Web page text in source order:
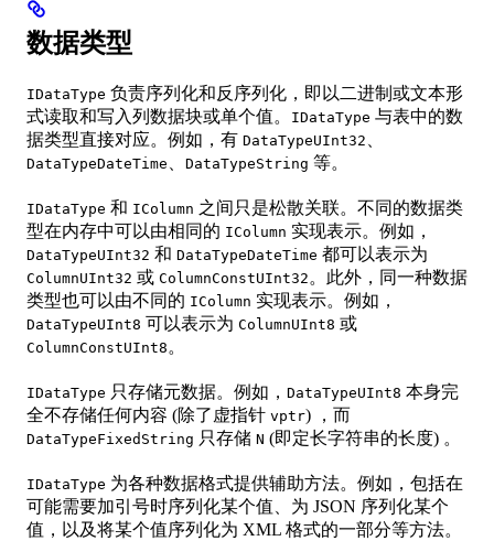
数据类型
IDataType 负责序列化和反序列化，即以二进制或文本形
式读取和写入列数据块或单个值。
IDataType 与表中的数
据类型直接对应。例如，有 DataTypeUInt32
DataTypeDateTime DataTypeString 等。
IDataType 和 IColumn 之间只是松散关联。不同的数据类
型在内存中可以由相同的 IColumn 实现表示。例如，
DataTypeUInt32 和 DataTypeDateTime 都可以表示为
ColumnUInt32 或 ColumnConstUInt32 。此外，同一种数据
类型也可以由不同的 IColumn 实现表示。例如，
DataTypeUInt8 可以表示为 ColumnUInt8 或
ColumnConstUInt8 。
IDataType 只存储元数据。例如， DataTypeUInt8 本身完
全不存储任何内容 (除了虚指针 vptr) ，而
DataTypeFixedString 只存储 N (即定长字符串的长度) 。
IDataType 为各种数据格式提供辅助方法。例如，包括在
可能需要加引号时序列化某个值、为 JSON 序列化某个
值，以及将某个值序列化为 XML 格式的一部分等方法。